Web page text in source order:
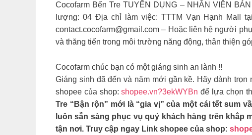
Cocofarm Bến Tre TUYỂN DỤNG – NHÂN VIÊN
lượng: 04 Địa chỉ làm việc: TTTM Vạn Hạnh Mall
contact.cocofarm@gmail.com – Hoặc liên hệ người
và thăng tiến trong môi trường năng động, thân thiện
Cocofarm chúc bạn có một giáng sinh an lành !!
Giáng sinh đã đến và năm mới gần kề. Hãy dành
shopee của shop:shopee.vn?3ekWYBn để lựa chọn
Tre “Bận rộn” mới là “gia vị” của một cái tết sum
luôn sẵn sàng phục vụ quý khách hàng trên khắp
tận nơi. Truy cập ngay Link shopee của shop: